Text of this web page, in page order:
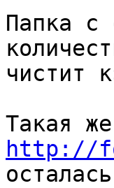
Папка с
чистит
http://